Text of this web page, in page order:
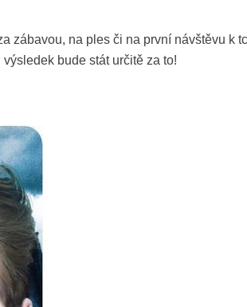
zábavou, na ples či na první návštěvu k
bude stát určitě za to!